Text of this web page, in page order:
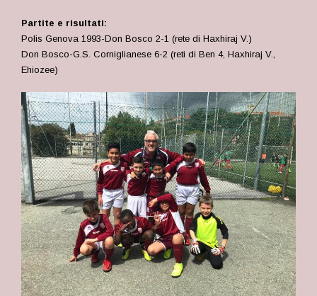
Partite e risultati:
Polis Genova 1993-Don Bosco 2-1 (rete di Haxhiraj V.)
Don Bosco-G.S. Corniglianese 6-2 (reti di Ben 4, Haxhiraj V.,
Ehiozee)